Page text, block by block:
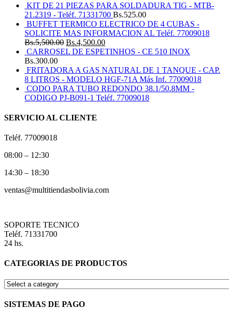
KIT DE 21 PIEZAS PARA SOLDADURA TIG - MTB-
21.2319 - Teléf. 71331700 Bs.525.00
BUFFET TERMICO ELECTRICO DE 4 CUBAS -
SOLICITE MAS INFORMACION AL Teléf. 77009018
Bs.5,500.00 Bs.4,500.00
CARROSEL DE ESPETINHOS - CE 510 INOX
Bs.300.00
FRITADORA A GAS NATURAL DE 1 TANQUE - CAP.
8 LITROS - MODELO HGF-71A Más Inf. 77009018
CODO PARA TUBO REDONDO 38.1/50.8MM -
CODIGO PJ-B091-1 Teléf. 77009018
SERVICIO AL CLIENTE
Teléf. 77009018
08:00 – 12:30
14:30 – 18:30
ventas@multitiendasbolivia.com
SOPORTE TECNICO
Teléf. 71331700
24 hs.
CATEGORIAS DE PRODUCTOS
SISTEMAS DE PAGO